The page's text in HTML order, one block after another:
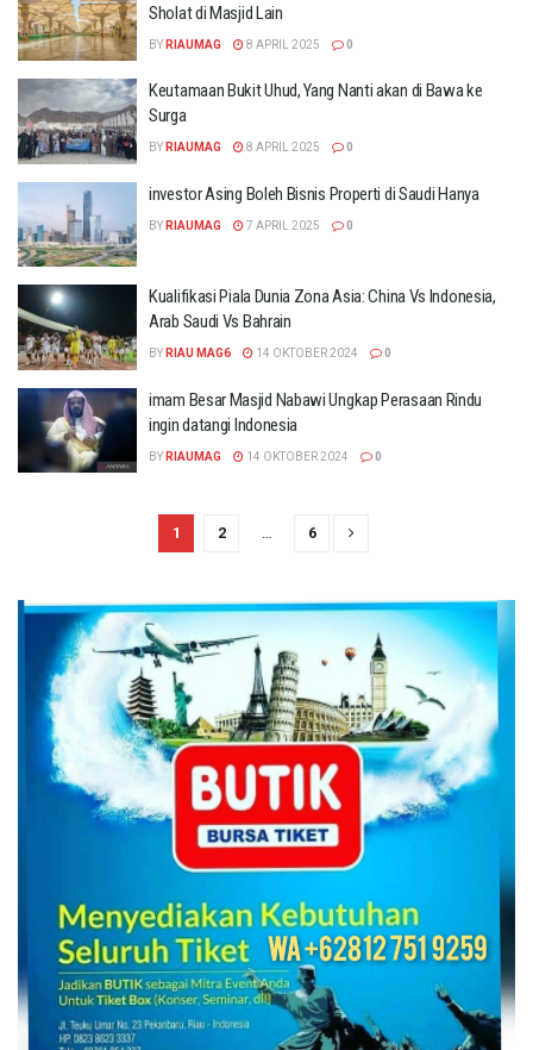
Sholat di Masjid Lain
BY RIAUMAG 8 APRIL 2025 0
Keutamaan Bukit Uhud, Yang Nanti akan di Bawa ke
Surga
BY RIAUMAG 8 APRIL 2025 0
investor Asing Boleh Bisnis Properti di Saudi Hanya
BY RIAUMAG 7 APRIL 2025 0
Kualifikasi Piala Dunia Zona Asia: China Vs Indonesia,
Arab Saudi Vs Bahrain
BY RIAU MAG6 14 OKTOBER 2024 0
imam Besar Masjid Nabawi Ungkap Perasaan Rindu
ingin datangi Indonesia
BY RIAUMAG 14 OKTOBER 2024 0
1 2 … 6